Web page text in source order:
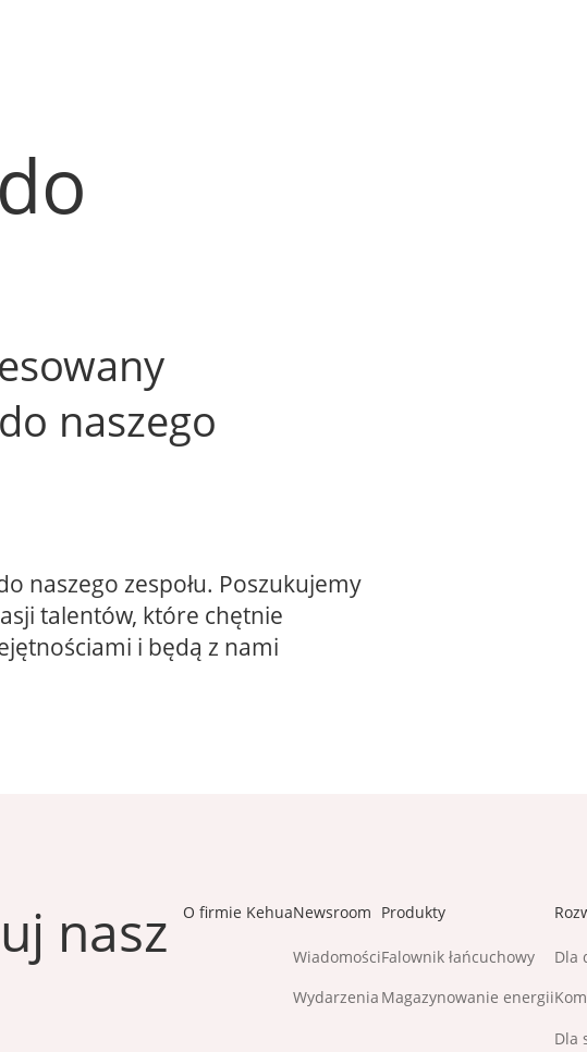
naszego
naszego zespołu. Poszukujemy
talentów, które chętnie
i będą z nami
nasz
O firmie KehuaNewsroom
Wiadomości
Wydarzenia
Produkty
Falownik łańcuchowy
Magazynowanie energii
Dla
Dla